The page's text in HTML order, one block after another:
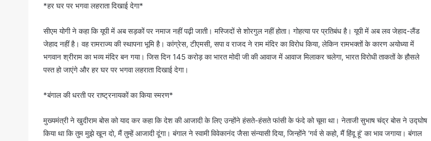
*हर घर पर भगवा लहराता दिखाई देगा*
सीएम योगी ने कहा कि यूपी में अब सड़कों पर नमाज नहीं पढ़ी जाती। मस्जिदों से शोरगुल नहीं होता। गोहत्या पर प्रतिबंध है। यूपी में अब लव जेहाद-लैंड
जेहाद नहीं है। वह रामराज्य की स्थापना भूमि है। कांग्रेस, टीएमसी, सपा व राजद ने राम मंदिर का विरोध किया, लेकिन रामभक्तों के कारण अयोध्या में
भगवान श्रीराम का भव्य मंदिर बन गया। जिस दिन 145 करोड़ का भारत मोदी जी की आवाज में आवाज मिलाकर चलेगा, भारत विरोधी ताकतों के हौसले
पस्त हो जाएंगे और हर घर पर भगवा लहराता दिखाई देगा।
*बंगाल की धरती पर राष्ट्रनायकों का किया स्मरण*
मुख्यमंत्री ने खुदीराम बोस को याद कर कहा कि देश की आजादी के लिए उन्होंने हंसते-हंसते फांसी के फंदे को चूमा था। नेताजी सुभाष चंद्र बोस ने उद्घोष
किया था कि तुम मुझे खून दो, मैं तुम्हें आजादी दूंगा। बंगाल ने स्वामी विवेकानंद जैसा संन्यासी दिया, जिन्होंने ‘गर्व से कहो, मैं हिंदू हूं’ का भाव जगाया। बंगाल